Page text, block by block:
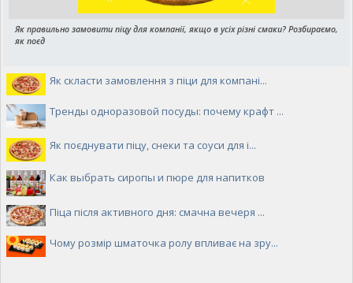
Як правильно замовити піцу для компанії, якщо в усіх різні смаки? Розбираємо,
як поєд
Як скласти замовлення з піци для компані...
Тренды одноразовой посуды: почему крафт ...
Як поєднувати піцу, снеки та соуси для і...
Как выбрать сиропы и пюре для напитков
Піца після активного дня: смачна вечеря ...
Чому розмір шматочка ролу впливає на зру...